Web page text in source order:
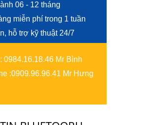
06 - 12 tháng
miễn phí trong 1 tuần
hỗ trợ kỹ thuật 24/7
: 0984.16.18.46 Mr Bình
:0909.96.96.41 Mr Hưng